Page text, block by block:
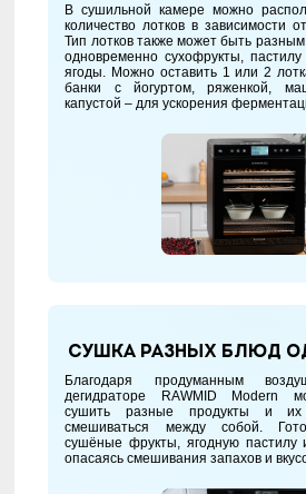
В сушильной камере можно
количество лотков в зависимости
Тип лотков также может быть
одновременно сухофрукты,
ягоды. Можно оставить 1 или 2
банки с йогуртом, ряженкой,
капустой – для ускорения
Сушка разных блюд
Благодаря продуманным
дегидраторе RAWMID Modern
сушить разные продукты и
смешиваться между собой.
сушёные фрукты, ягодную
опасаясь смешивания запахов и